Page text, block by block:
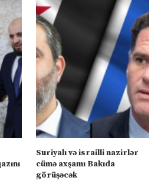
Suriyalı və israilli nazirlər
cümə axşamı Bakıda
görüşəcək